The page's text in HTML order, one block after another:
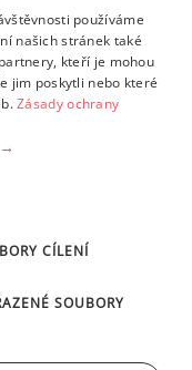
8.08 g
3.35 g
ÚDAJŮ
zakázáno.
používáme
našich stránek také
kteří je mohou
jim poskytli nebo které
Zásady ochrany
CÍLENÍ
SOUBORY